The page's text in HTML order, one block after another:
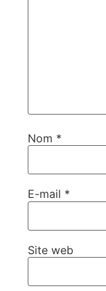
Nom *
E-mail *
Site web